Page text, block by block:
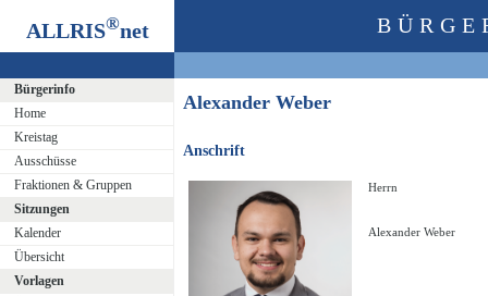
ALLRIS®net
Bürgerinfo
Home
Kreistag
Ausschüsse
Fraktionen & Gruppen
Sitzungen
Kalender
Übersicht
Vorlagen
Alexander Weber
Anschrift
Herrn
Alexander Weber